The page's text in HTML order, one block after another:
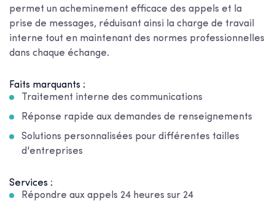
permet un acheminement efficace des appels et la
prise de messages, réduisant ainsi la charge de travail
interne tout en maintenant des normes professionnelles
dans chaque échange.
Faits marquants :
Traitement interne des communications
Réponse rapide aux demandes de renseignements
Solutions personnalisées pour différentes tailles
d'entreprises
Services :
Répondre aux appels 24 heures sur 24